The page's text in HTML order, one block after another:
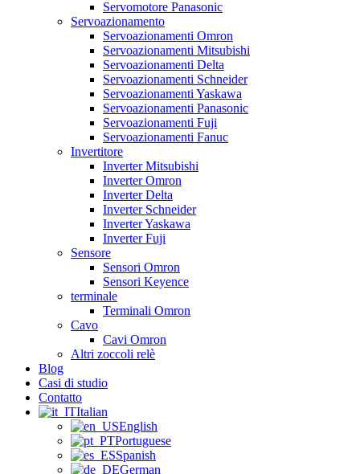
Servomotore Panasonic
Servoazionamento
Servoazionamenti Omron
Servoazionamenti Mitsubishi
Servoazionamenti Delta
Servoazionamenti Schneider
Servoazionamenti Yaskawa
Servoazionamenti Panasonic
Servoazionamenti Fuji
Servoazionamenti Fanuc
Invertitore
Inverter Mitsubishi
Inverter Omron
Inverter Delta
Inverter Schneider
Inverter Yaskawa
Inverter Fuji
Sensore
Sensori Omron
Sensori Keyence
terminale
Terminali Omron
Cavo
Cavi Omron
Altri zoccoli relè
Blog
Casi di studio
Contatto
Italian
English
Portuguese
Spanish
German